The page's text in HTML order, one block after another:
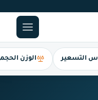
التسعير الوزن